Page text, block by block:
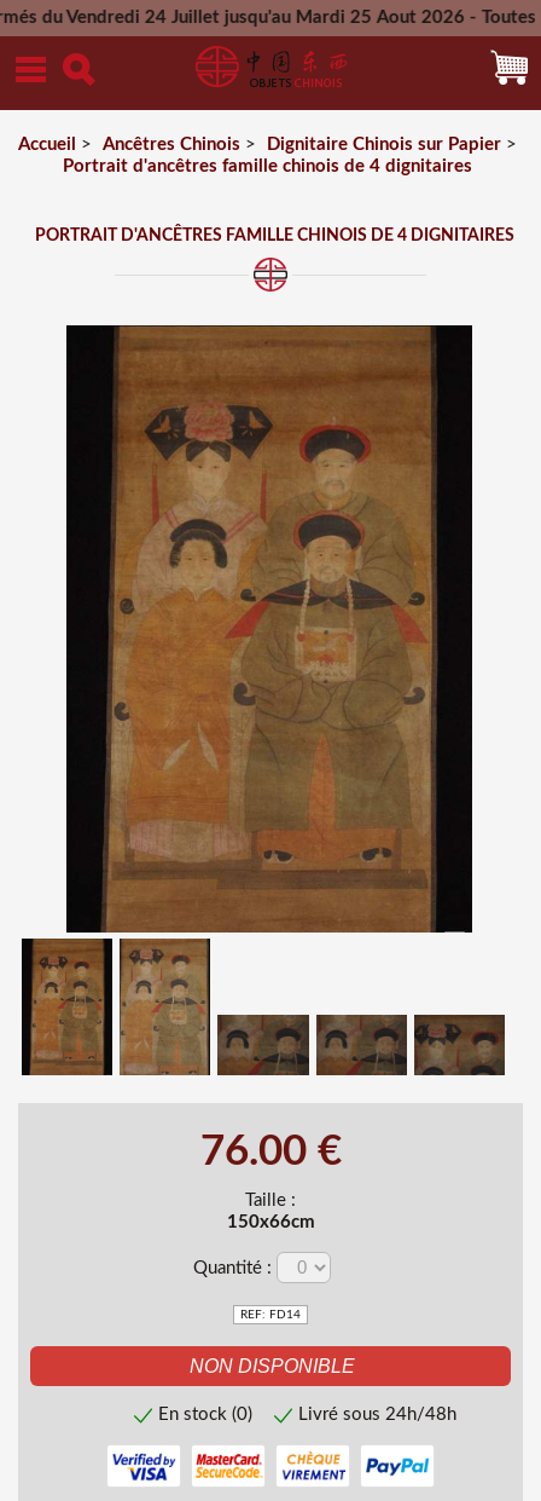
Vendredi 24 Juillet jusqu'au Mardi 25 Aout 2026 - Toutes les
Mercredi 26 Aout 2026
Accueil > Ancêtres Chinois > Dignitaire Chinois sur Papier >
Portrait d'ancêtres famille chinois de 4 dignitaires
PORTRAIT D'ANCÊTRES FAMILLE CHINOIS DE 4 DIGNITAIRES
76.00 €
Taille :
150x66cm
Quantité :
REF: FD14
En stock (0) Livré sous 24h/48h